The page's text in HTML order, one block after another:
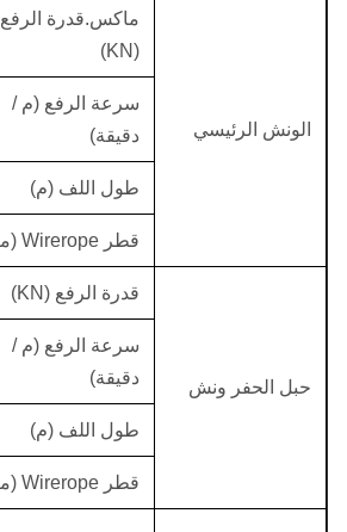
الونش الرئيسي
ماكس.قدرة الرفع
(KN)
سرعة الرفع (م /
دقيقة)
طول اللف (م)
قطر Wirerope (مم)
حبل الحفر ونش
قدرة الرفع (KN)
سرعة الرفع (م /
دقيقة)
طول اللف (م)
قطر Wirerope (مم)